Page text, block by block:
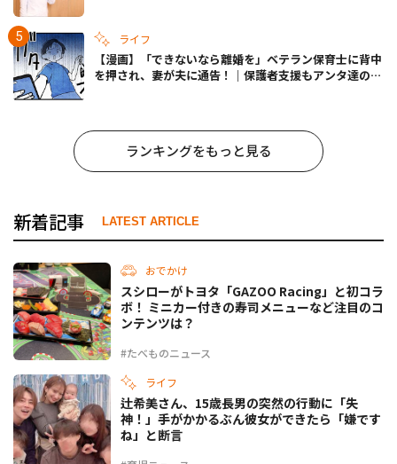
ライフ
【漫画】「できないなら離婚を」ベテラン保育士に背中
を押され、妻が夫に通告！｜保護者支援もアンタ達の仕
ランキングをもっと見る
新着記事 LATEST ARTICLE
おでかけ
#たべものニュース
スシローがトヨタ「GAZOO Racing」と初コラ
ボ！ ミニカー付きの寿司メニューなど注目のコ
ンテンツは？
ライフ
辻希美さん、15歳長男の突然の行動に「失
神！」手がかかるぶん彼女ができたら「嫌です
ね」と断言